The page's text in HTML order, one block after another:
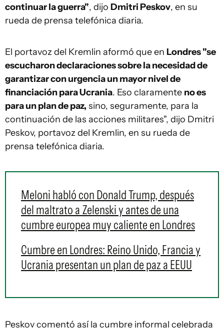
continuar la guerra", dijo Dmitri Peskov, en su
rueda de prensa telefónica diaria.
El portavoz del Kremlin aformó que en Londres "se
escucharon declaraciones sobre la necesidad de
garantizar con urgencia un mayor nivel de
financiación para Ucrania. Eso claramente no es
para un plan de paz, sino, seguramente, para la
continuación de las acciones militares", dijo Dmitri
Peskov, portavoz del Kremlin, en su rueda de
prensa telefónica diaria.
Meloni habló con Donald Trump, después
del maltrato a Zelenski y antes de una
cumbre europea muy caliente en Londres
Cumbre en Londres: Reino Unido, Francia y
Ucrania presentan un plan de paz a EEUU
Peskov comentó así la cumbre informal celebrada